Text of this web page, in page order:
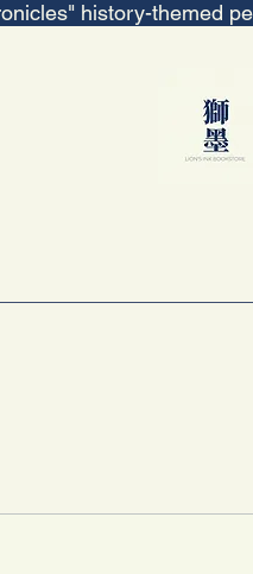
history-themed